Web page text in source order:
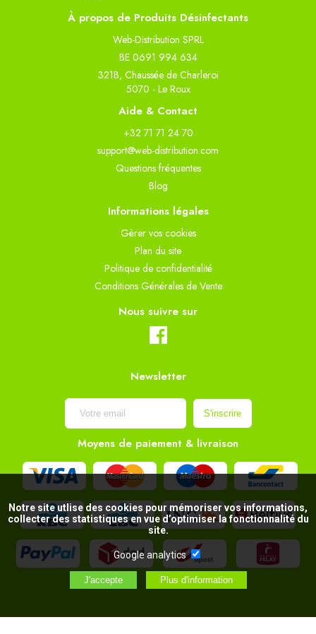
À propos de Produits Désinfectants
Web-Distribution SPRL
BE 0691 994 634
321B, Chaussée de Charleroi
5070 - Le Roux
Aide & Contact
+32 71 71 24 70
support@web-distribution.com
Questions fréquentes
Blog
Informations légales
Gèrer vos cookies
Plan du site
Politique de confidentialité
Conditions Générales de Vente
Nous suivre sur
Newsletter
Moyens de paiement & livraison
Notre site utlise des cookies pour mémoriser vos informations,
collecter des statistiques en vue d’optimiser la fonctionnalité du
site.
Google analytics